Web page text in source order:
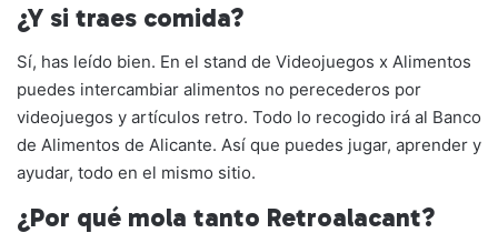
¿Y si traes comida?
Sí, has leído bien. En el stand de Videojuegos x Alimentos
puedes intercambiar alimentos no perecederos por
videojuegos y artículos retro. Todo lo recogido irá al Banco
de Alimentos de Alicante. Así que puedes jugar, aprender y
ayudar, todo en el mismo sitio.
¿Por qué mola tanto Retroalacant?